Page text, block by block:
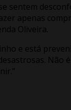
sentem
apenas
Oliveira.
e está
Não